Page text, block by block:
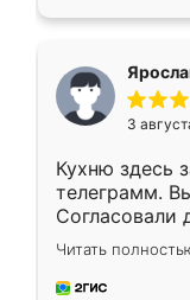
3
Кухню здесь
телеграмм.
Согласовали
недели кухня
довольны
мебель за
Читать